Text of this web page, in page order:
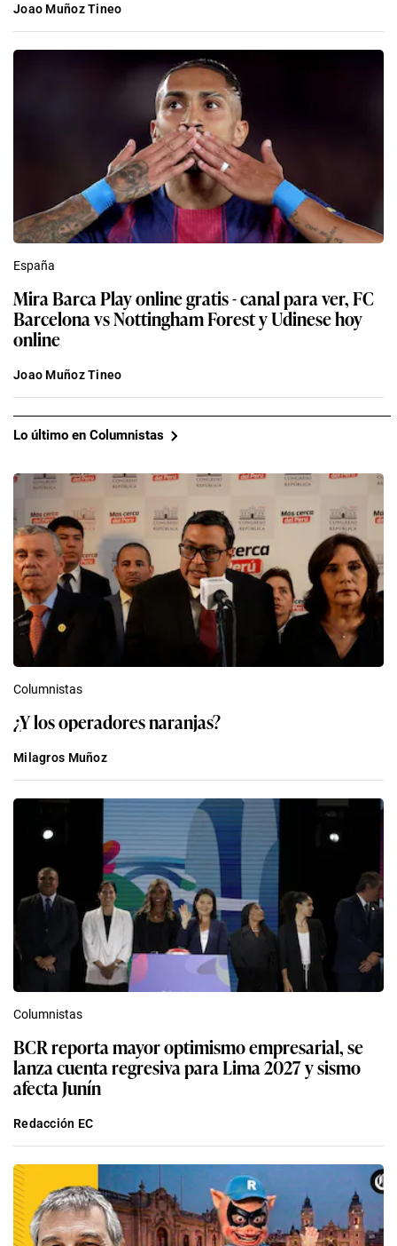
Joao Muñoz Tineo
España
Mira Barca Play online gratis - canal para ver, FC
Barcelona vs Nottingham Forest y Udinese hoy
online
Joao Muñoz Tineo
Lo último en Columnistas
Columnistas
¿Y los operadores naranjas?
Milagros Muñoz
Columnistas
BCR reporta mayor optimismo empresarial, se
lanza cuenta regresiva para Lima 2027 y sismo
afecta Junín
Redacción EC